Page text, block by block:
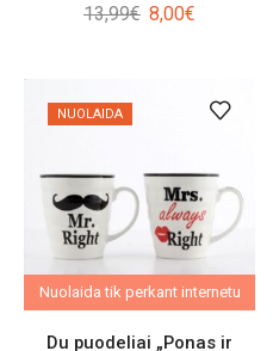
13,99€ Original
8,00€
8,00€.
NUOLAIDA
Nuolaida tik perkant internetu
Du puodeliai „Ponas ir